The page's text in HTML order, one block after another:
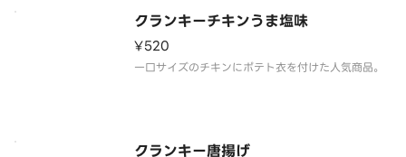
クランキーチキンうま塩味
¥520
一口サイズのチキンにポテト衣を付けた人気商品。
クランキー唐揚げ